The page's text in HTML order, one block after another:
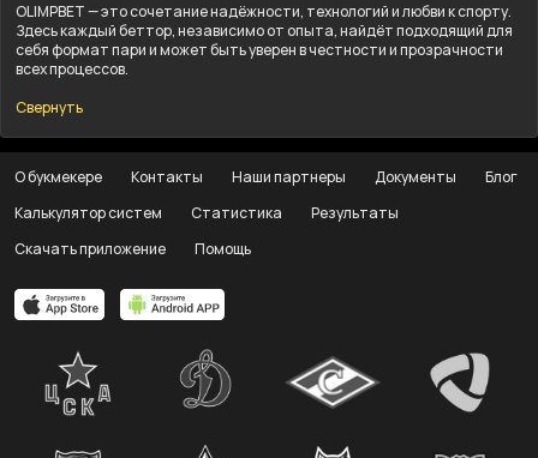
OLIMPBET — это сочетание надёжности, технологий и любви к спорту.
Здесь каждый беттор, независимо от опыта, найдёт подходящий для
себя формат пари и может быть уверен в честности и прозрачности
всех процессов.
Свернуть
О букмекере Контакты Наши партнеры Документы
Блог
Калькулятор систем
Статистика
Результаты
Скачать приложение
Помощь